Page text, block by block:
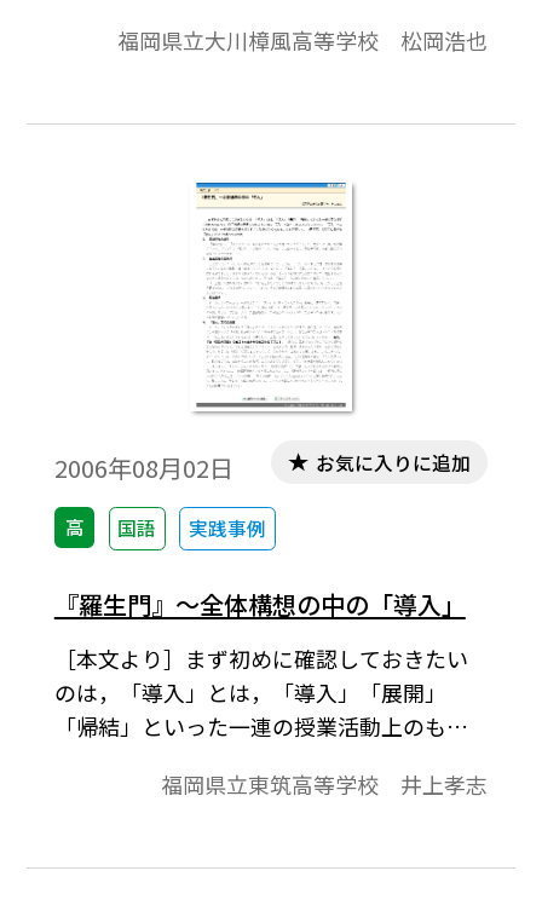
「羅城門登上層見死人盗人語第十八」や巻
れでは，この『今昔物語集』を先生方はど
なる典拠として紹介されるだけでしょう
か。それとも何か一工夫加えられているで
しょうか。小説教材を扱う際には，よく主
人公を始めとして，登場人物の設定を生徒
に考えさせたり，生徒と一緒に考えたりさ
れると思います。そのようなときに是非参考
にしていただきたい論文があります。それ
は，『テクストのユートピア』（『前田愛
著作集第六巻』）「文学テクスト入門」第
五章百七十六項～百八十六項の部分です。こ
の文章は，残念ながら未完に終わっていま
すが，大変示唆に富んだ内容です。この文章
をヒントとして，生徒に作品の成立の一部
分を考えさせる導入を提案したいと思いま
す。
福岡県立大川樟風高等学校 松岡浩也
2006年08月02日
高 国語 実践事例
お気に入りに追加
『羅生門』～全体構想の中の「導入」
［本文より］まず初めに確認しておきたい
のは，「導入」とは，「導入」「展開」
「帰結」といった一連の授業活動上のもの
に「導入」も存在しないということです。
をよりよくすためのものであることを確認
福岡県立東筑高等学校 井上孝志